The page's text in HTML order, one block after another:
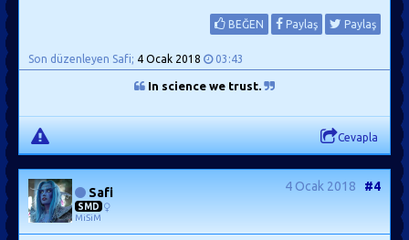
BEĞEN Paylaş Paylaş
Son düzenleyen Safi; 4 Ocak 2018 03:43
In science we trust.
Cevapla
Safi
SMD
MiSiM
4 Ocak 2018 #4